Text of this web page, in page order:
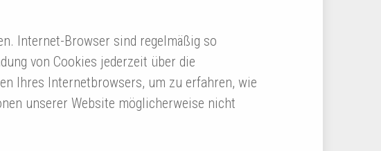
Internet-Browser sind regelmäßig so
von Cookies jederzeit über die
Ihres Internetbrowsers, um zu erfahren, wie
unserer Website möglicherweise nicht